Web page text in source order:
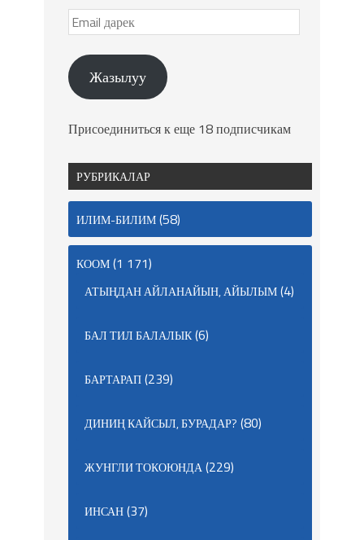
Жазылуу
Присоединиться к еще 18 подписчикам
РУБРИКАЛАР
ИЛИМ-БИЛИМ(58)
КООМ(1 171)
АТЫҢДАН АЙЛАНАЙЫН, АЙЫЛЫМ(4)
БАЛ ТИЛ БАЛАЛЫК(6)
БАРТАРАП(239)
ДИНИҢ КАЙСЫЛ, БУРАДАР? (80)
ЖУНГЛИ ТОКОЮНДА(229)
ИНСАН(37)